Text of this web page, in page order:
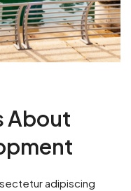
About
adipiscing